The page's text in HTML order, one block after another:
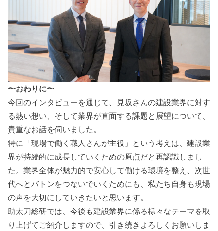
〜おわりに〜
今回のインタビューを通じて、見坂さんの建設業界に対す
る熱い想い、そして業界が直面する課題と展望について、
貴重なお話を伺いました。
特に「現場で働く職人さんが主役」という考えは、建設業
界が持続的に成長していくための原点だと再認識しまし
た。業界全体が魅力的で安心して働ける環境を整え、次世
代へとバトンをつないでいくためにも、私たち自身も現場
の声を大切にしていきたいと思います。
助太刀総研では、今後も建設業界に係る様々なテーマを取
り上げてご紹介しますので、引き続きよろしくお願いしま